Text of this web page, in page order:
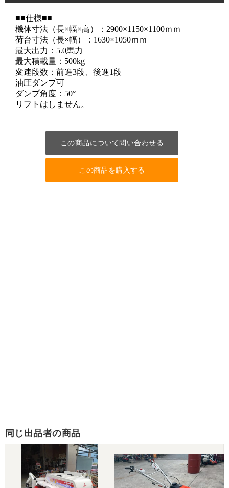
■■仕様■■
機体寸法（長×幅×高）：2900×1150×1100ｍｍ
荷台寸法（長×幅）：1630×1050ｍｍ
最大出力：5.0馬力
最大積載量：500kg
変速段数：前進3段、後進1段
油圧ダンプ可
ダンプ角度：50°
リフトはしません。
この商品について問い合わせる
この商品を購入する
同じ出品者の商品